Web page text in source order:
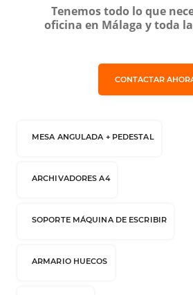
Tenemos todo lo que
oficina en Málaga y toda
CONTACTAR
MESA ANGULADA + PEDESTAL
ARCHIVADORES A4
SOPORTE MÁQUINA DE ESCRIBIR
ARMARIO HUECOS